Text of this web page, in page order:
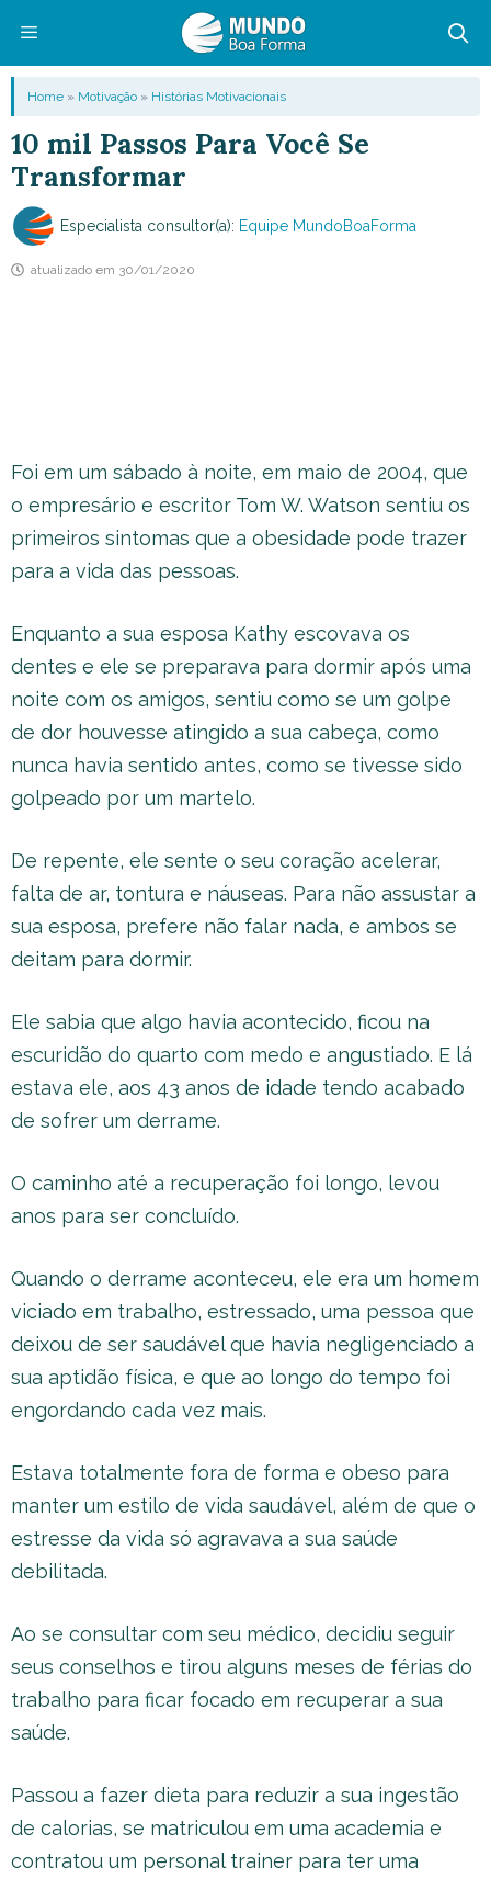
conteúdo
Menu
Home » Motivação » Histórias Motivacionais
10 mil Passos Para Você Se
Transformar
Especialista consultor(a): Equipe MundoBoaForma
atualizado em 30/01/2020
Foi em um sábado à noite, em maio de 2004, que
o empresário e escritor Tom W. Watson sentiu os
primeiros sintomas que a obesidade pode trazer
para a vida das pessoas.
Enquanto a sua esposa Kathy escovava os
dentes e ele se preparava para dormir após uma
noite com os amigos, sentiu como se um golpe
de dor houvesse atingido a sua cabeça, como
nunca havia sentido antes, como se tivesse sido
golpeado por um martelo.
De repente, ele sente o seu coração acelerar,
falta de ar, tontura e náuseas. Para não assustar a
sua esposa, prefere não falar nada, e ambos se
deitam para dormir.
Ele sabia que algo havia acontecido, ficou na
escuridão do quarto com medo e angustiado. E lá
estava ele, aos 43 anos de idade tendo acabado
de sofrer um derrame.
O caminho até a recuperação foi longo, levou
anos para ser concluído.
Quando o derrame aconteceu, ele era um homem
viciado em trabalho, estressado, uma pessoa que
deixou de ser saudável que havia negligenciado a
sua aptidão física, e que ao longo do tempo foi
engordando cada vez mais.
Estava totalmente fora de forma e obeso para
manter um estilo de vida saudável, além de que o
estresse da vida só agravava a sua saúde
debilitada.
Ao se consultar com seu médico, decidiu seguir
seus conselhos e tirou alguns meses de férias do
trabalho para ficar focado em recuperar a sua
saúde.
Passou a fazer dieta para reduzir a sua ingestão
de calorias, se matriculou em uma academia e
contratou um personal trainer para ter uma